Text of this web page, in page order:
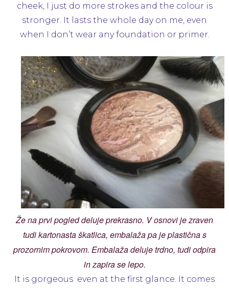
cheek, I just do more strokes and the colour is
stronger. It lasts the whole day on me, even
when I don’t wear any foundation or primer.
Že na prvi pogled deluje prekrasno. V osnovi je zraven
tudi kartonasta škatlica, embalaža pa je plastična s
prozornim pokrovom. Embalaža deluje trdno, tudi odpira
in zapira se lepo.
It is gorgeous even at the first glance. It comes